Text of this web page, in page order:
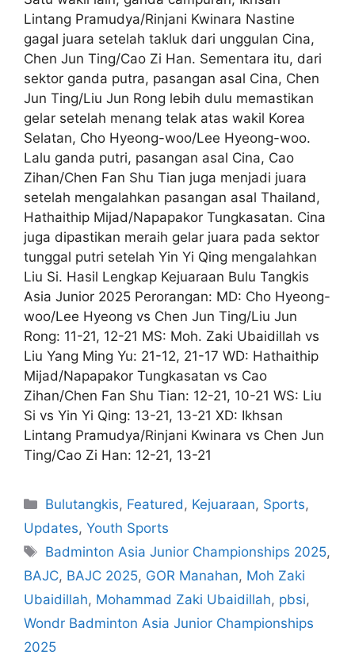
Lintang Pramudya/Rinjani Kwinara Nastine
gagal juara setelah takluk dari unggulan Cina,
Chen Jun Ting/Cao Zi Han. Sementara itu, dari
sektor ganda putra, pasangan asal Cina, Chen
Jun Ting/Liu Jun Rong lebih dulu memastikan
gelar setelah menang telak atas wakil Korea
Selatan, Cho Hyeong-woo/Lee Hyeong-woo.
Lalu ganda putri, pasangan asal Cina, Cao
Zihan/Chen Fan Shu Tian juga menjadi juara
setelah mengalahkan pasangan asal Thailand,
Hathaithip Mijad/Napapakor Tungkasatan. Cina
juga dipastikan meraih gelar juara pada sektor
tunggal putri setelah Yin Yi Qing mengalahkan
Liu Si. Hasil Lengkap Kejuaraan Bulu Tangkis
Asia Junior 2025 Perorangan: MD: Cho Hyeong-
woo/Lee Hyeong vs Chen Jun Ting/Liu Jun
Rong: 11-21, 12-21 MS: Moh. Zaki Ubaidillah vs
Liu Yang Ming Yu: 21-12, 21-17 WD: Hathaithip
Mijad/Napapakor Tungkasatan vs Cao
Zihan/Chen Fan Shu Tian: 12-21, 10-21 WS: Liu
Si vs Yin Yi Qing: 13-21, 13-21 XD: Ikhsan
Lintang Pramudya/Rinjani Kwinara vs Chen Jun
Ting/Cao Zi Han: 12-21, 13-21
Bulutangkis, Featured, Kejuaraan, Sports,
Updates, Youth Sports
Badminton Asia Junior Championships 2025,
BAJC, BAJC 2025, GOR Manahan, Moh Zaki
Ubaidillah, Mohammad Zaki Ubaidillah, pbsi,
Wondr Badminton Asia Junior Championships
2025